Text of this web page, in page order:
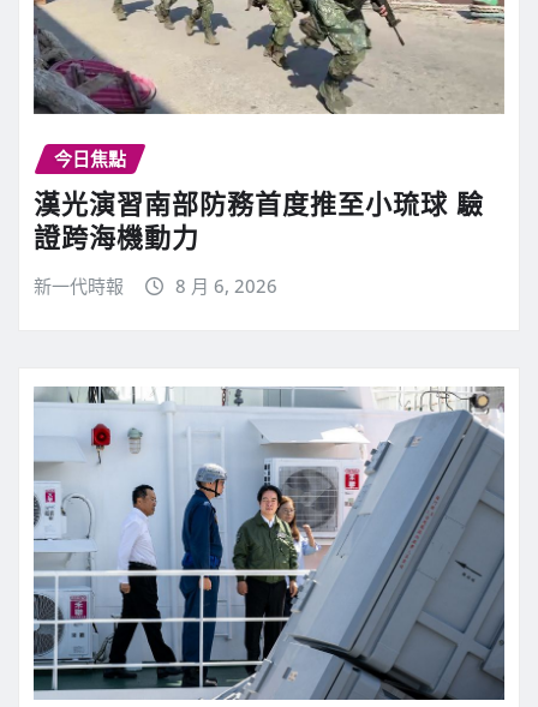
今日焦點
漢光演習南部防務首度推至小琉球 驗
證跨海機動力
新一代時報 8 月 6, 2026